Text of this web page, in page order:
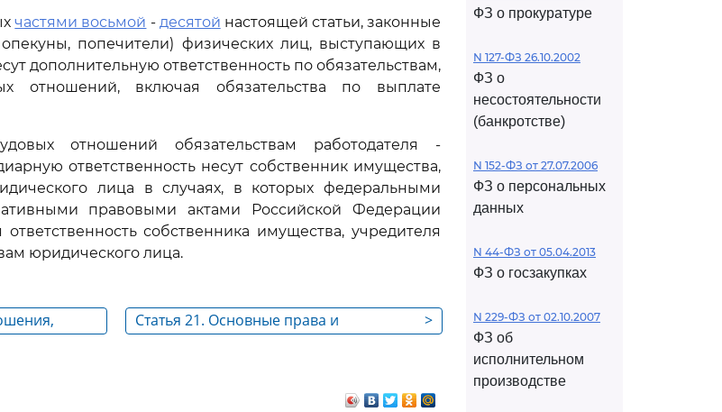
частями восьмой - десятой настоящей статьи, законные
опекуны, попечители) физических лиц, выступающих в
дополнительную ответственность по обязательствам,
отношений, включая обязательства по выплате
отношений обязательствам работодателя -
ответственность несут собственник имущества,
лица в случаях, в которых федеральными
правовыми актами Российской Федерации
собственника имущества, учредителя
юридического лица.
>
Статья 21. Основные права и
ФЗ о прокуратуре
N 127-ФЗ 26.10.2002
ФЗ о
несостоятельности
(банкротстве)
N 152-ФЗ от 27.07.2006
ФЗ о персональных
данных
N 44-ФЗ от 05.04.2013
ФЗ о госзакупках
N 229-ФЗ от 02.10.2007
ФЗ об
исполнительном
производстве